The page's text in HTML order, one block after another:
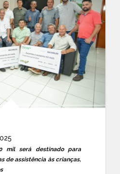
mil será destinado para
de assistência às crianças,